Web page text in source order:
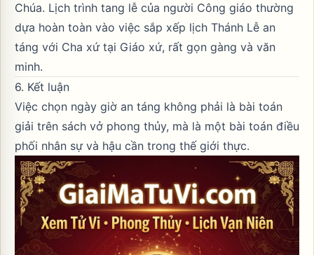
Chúa. Lịch trình tang lễ của người Công giáo thường
dựa hoàn toàn vào việc sắp xếp lịch Thánh Lễ an
táng với Cha xứ tại Giáo xứ, rất gọn gàng và văn
minh.
6. Kết luận
Việc chọn ngày giờ an táng không phải là bài toán
giải trên sách vở phong thủy, mà là một bài toán điều
phối nhân sự và hậu cần trong thế giới thực.